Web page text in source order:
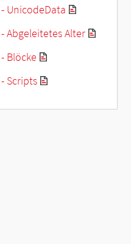
UnicodeData
Abgeleitetes Alter
Blöcke
Scripts